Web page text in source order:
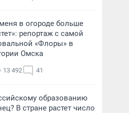
в огороде больше
репортаж с самой
«Флоры» в
Омска
13 492 41
образованию
В стране растет число